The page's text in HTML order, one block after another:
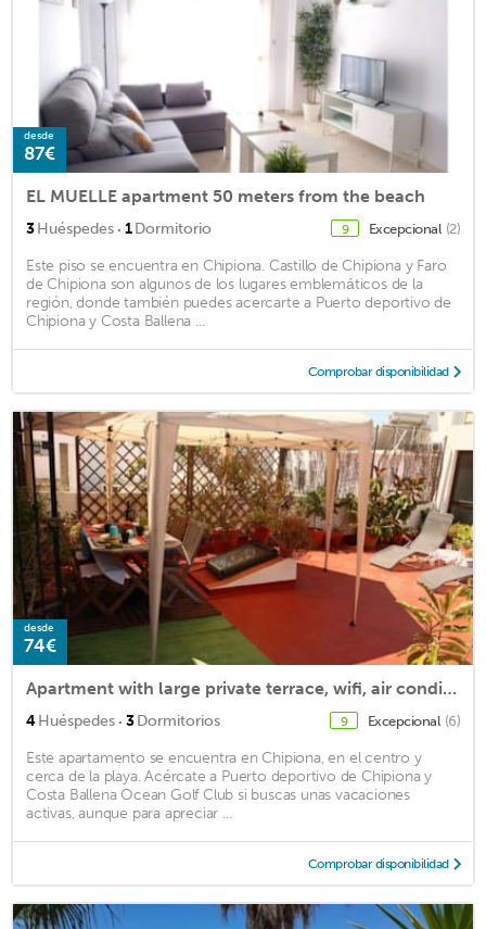
desde
87€
EL MUELLE apartment 50 meters from the beach
3Huéspedes · 1Dormitorio 9 Excepcional (2)
Este piso se encuentra en Chipiona. Castillo de Chipiona y Faro
de Chipiona son algunos de los lugares emblemáticos de la
región, donde también puedes acercarte a Puerto deportivo de
Chipiona y Costa Ballena ...
Comprobar disponibilidad
desde
74€
Apartment with large private terrace, wifi, air conditioning
4Huéspedes · 3Dormitorios 9 Excepcional (6)
Este apartamento se encuentra en Chipiona, en el centro y
cerca de la playa. Acércate a Puerto deportivo de Chipiona y
Costa Ballena Ocean Golf Club si buscas unas vacaciones
activas, aunque para apreciar ...
Comprobar disponibilidad